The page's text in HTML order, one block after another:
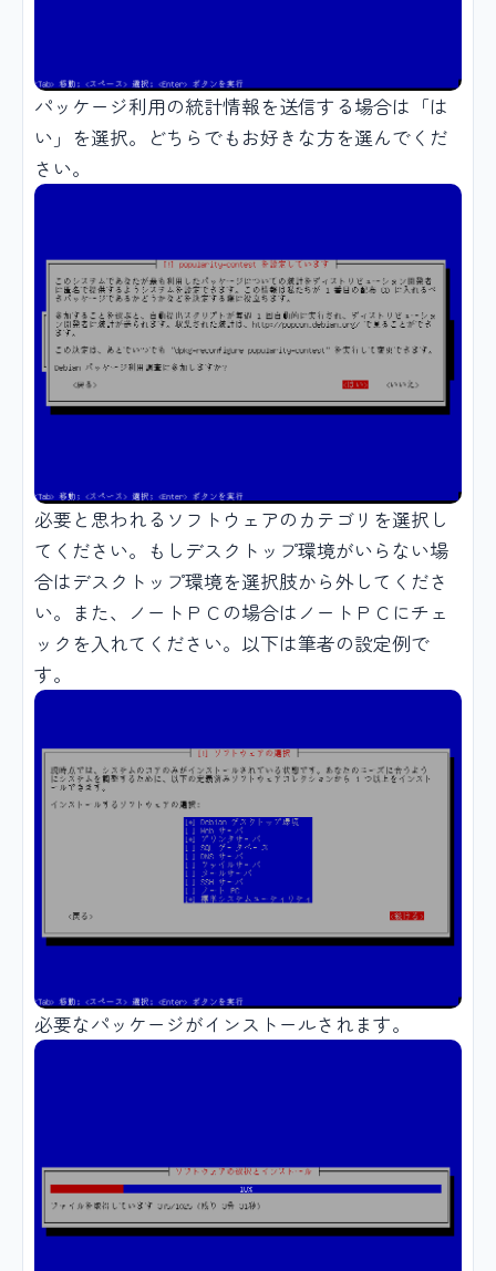
パッケージ利用の統計情報を送信する場合は「は
い」を選択。どちらでもお好きな方を選んでくだ
さい。
必要と思われるソフトウェアのカテゴリを選択し
てください。もしデスクトップ環境がいらない場
合はデスクトップ環境を選択肢から外してくださ
い。また、ノートＰＣの場合はノートＰＣにチェ
ックを入れてください。以下は筆者の設定例で
す。
必要なパッケージがインストールされます。